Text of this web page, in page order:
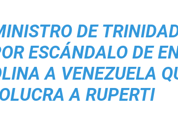
DE
ESCÁNDALO DE
A VENEZUELA
A RUPERTI